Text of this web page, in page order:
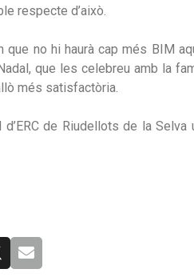
respecte d’això.
que no hi haurà cap més BIM
que les celebreu amb la
més satisfactòria.
de Riudellots de la